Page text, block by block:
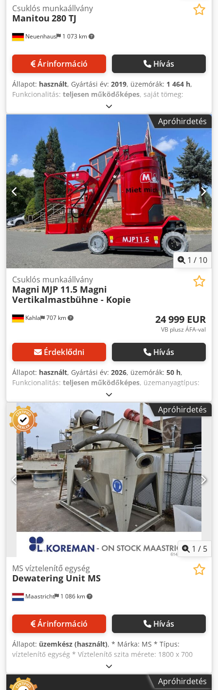
Neuenhaus 1 073 km
Csuklós munkaállvány
Manitou 280 TJ
Árinformáció Hívás
Állapot: használt, Gyártási év: 2019, üzemórák: 1 464 h,
Funkcionalitás: teljesen működőképes, saját tömeg:
dízel
27 730 mm, hajtástípus:Diesel, építési szélesség:2 480
, Csuklós munkaállvány Műszaki állapot: nagyon jó Első
abroncsok típusa: tömörgumi Első abroncsok állapota: 80-
100% Hátsó abroncsok típusa: tömörgumi Hátsó abroncsok
állapota: 80-100% Dsdpfx Asvgh S Nsn Teck Akkumulátor
állapota: 80-100% CE tanúsítvány, Emelkedőképesség: 40%
Haladási sebesség – szállítási mód: 4,50 km/h Haladási
sebesség – munkamód: 0,80 km/h Engedélyezett dőlésszög
munkamódban: 4° Hidraulikus nyomás: 400 bar
Apróhirdetés
1 / 10
Kahla 707 km
Csuklós munkaállvány
Magni MJP 11.5 Magni
Vertikalmastbühne - Kopie
24 999 EUR
VB plusz ÁFA-val
Érdeklődni Hívás
Állapot: használt, Gyártási év: 2026, üzemórák: 50 h,
Funkcionalitás: teljesen működőképes, üzemanyagtípus:
, emelési magasság:
teleszkópos, építési magasság:1 990 mm, hajtástípus:
Elektro, teherbírás:200 kg , Csuklós munkaállvány
Oszloptípus: teleszkópos Műszaki állapot: nagyon jó Első
abroncs típusa: poliuretán Hátsó abroncs típusa:
poliuretán Akkumulátor feszültsége: 24V Dcsdpfx Aezf
Sdpon Tsk
Apróhirdetés
1 / 5
Maastricht 1 086 km
MS víztelenítő egység
Dewatering Unit MS
Árinformáció Hívás
Állapot: üzemkész (használt), * Márka: MS * Típus:
víztelenítő egység * Víztelenítő szita mérete: 1800 x 700
mm - 1 fedélzet Dcodpey R Tlhefx An Tek * Meghajtás: 2 db
1,6 kW-os rezgőmotor * Tartozékok: ciklon, gyűjtőtartály és
szivattyú.
Apróhirdetés